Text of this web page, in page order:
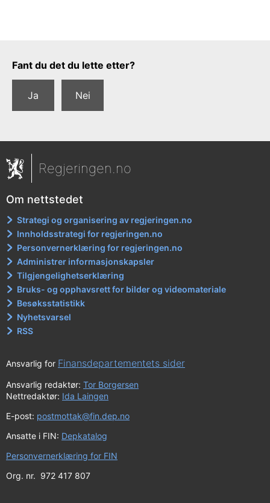
Tilbakemeldingsskjema
Fant du det du lette etter?
Ja Nei
Regjeringen.no
Om nettstedet
Strategi og organisering av regjeringen.no
Innholdsstrategi for regjeringen.no
Personvernerklæring for regjeringen.no
Administrer informasjonskapsler
Tilgjengelighetserklæring
Bruks- og opphavsrett for bilder og videomateriale
Besøksstatistikk
Nyhetsvarsel
RSS
Ansvarlig for Finansdepartementets sider
Ansvarlig redaktør: Tor Borgersen
Nettredaktør: Ida Laingen
E-post: postmottak@fin.dep.no
Ansatte i FIN: Depkatalog
Personvernerklæring for FIN
Org. nr. 972 417 807